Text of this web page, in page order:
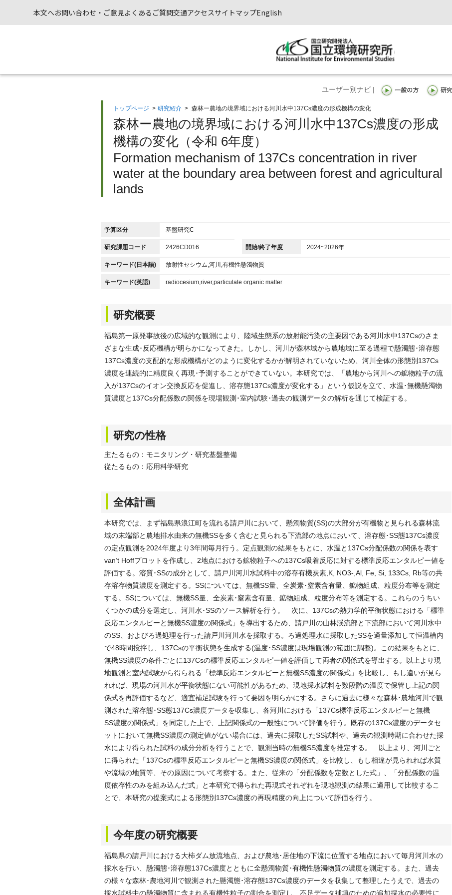
本文へお問い合わせ・ご意見よくあるご質問交通アクセスサイトマップEnglish
ユーザー別ナビ |
トップページ > 研究紹介 > 森林ー農地の境界域における河川水中137Cs濃度の形成機構の変化
森林ー農地の境界域における河川水中137Cs濃度の形成
機構の変化（令和 6年度）
Formation mechanism of 137Cs concentration in river
water at the boundary area between forest and agricultural
lands
予算区分 基盤研究C
研究課題コード 2426CD016 開始/終了年度 2024~2026年
キーワード(日本語) 放射性セシウム,河川,有機性懸濁物質
キーワード(英語) radiocesium,river,particulate organic matter
研究概要
福島第一原発事故後の広域的な観測により、陸域生態系の放射能汚染の主要因である河川水中137Csのさま
ざまな生成･反応機構が明らかになってきた。しかし、河川が森林域から農地域に至る過程で懸濁態･溶存態
137Cs濃度の支配的な形成機構がどのように変化するかが解明されていないため、河川全体の形態別137Cs
濃度を連続的に精度良く再現･予測することができていない。本研究では、「農地から河川への鉱物粒子の流
入が137Csのイオン交換反応を促進し、溶存態137Cs濃度が変化する」という仮説を立て、水温･無機懸濁物
質濃度と137Cs分配係数の関係を現場観測･室内試験･過去の観測データの解析を通じて検証する。
研究の性格
主たるもの：モニタリング・研究基盤整備
従たるもの：応用科学研究
全体計画
本研究では、まず福島県浪江町を流れる請戸川において、懸濁物質(SS)の大部分が有機物と見られる森林流
域の末端部と農地排水由来の無機SSを多く含むと見られる下流部の地点において、溶存態･SS態137Cs濃度
の定点観測を2024年度より3年間毎月行う。定点観測の結果をもとに、水温と137Cs分配係数の関係を表す
van’t Hoffプロットを作成し、2地点における鉱物粒子への137Cs吸着反応に対する標準反応エンタルピー値を
評価する。溶質･SSの成分として、請戸川河川水試料中の溶存有機炭素,K, NO3-,Al, Fe, Si, 133Cs, Rb等の共
存溶存物質濃度を測定する。SSについては、無機SS量、全炭素･窒素含有量、鉱物組成、粒度分布等を測定
する。SSについては、無機SS量、全炭素･窒素含有量、鉱物組成、粒度分布等を測定する。これらのうちい
くつかの成分を選定し、河川水･SSのソース解析を行う。 次に、137Csの熱力学的平衡状態における「標準
反応エンタルピーと無機SS濃度の関係式」を導出するため、請戸川の山林渓流部と下流部において河川水中
のSS、およびろ過処理を行った請戸川河川水を採取する。ろ過処理水に採取したSSを適量添加して恒温槽内
で48時間撹拌し、137Csの平衡状態を生成する(温度･SS濃度は現場観測の範囲に調整)。この結果をもとに、
無機SS濃度の条件ごとに137Csの標準反応エンタルピー値を評価して両者の関係式を導出する。以上より現
地観測と室内試験から得られる「標準反応エンタルピーと無機SS濃度の関係式」を比較し、もし違いが見ら
れれば、現場の河川水が平衡状態にない可能性があるため、現地採水試料を数段階の温度で保管し上記の関
係式を再評価するなど、適宜補足試験を行って要因を明らかにする。さらに過去に様々な森林･農地河川で観
測された溶存態･SS態137Cs濃度データを収集し、各河川における「137Cs標準反応エンタルピーと無機
SS濃度の関係式」を同定した上で、上記関係式の一般性について評価を行う。既存の137Cs濃度のデータセ
ットにおいて無機SS濃度の測定値がない場合には、過去に採取したSS試料や、過去の観測時期に合わせた採
水により得られた試料の成分分析を行うことで、観測当時の無機SS濃度を推定する。 以上より、河川ごと
に得られた「137Csの標準反応エンタルピーと無機SS濃度の関係式」を比較し、もし相違が見られれば水質
や流域の地質等、その原因について考察する。また、従来の「分配係数を定数とした式」、「分配係数の温
度依存性のみを組み込んだ式」と本研究で得られた再現式それぞれを現地観測の結果に適用して比較するこ
とで、本研究の提案式による形態別137Cs濃度の再現精度の向上について評価を行う。
今年度の研究概要
福島県の請戸川における大柿ダム放流地点、および農地･居住地の下流に位置する地点において毎月河川水の
採水を行い、懸濁態･溶存態137Cs濃度とともに全懸濁物質･有機性懸濁物質の濃度を測定する。また、過去
の様々な森林･農地河川で観測された懸濁態･溶存態137Cs濃度のデータを収集して整理したうえで、過去の
採水試料中の懸濁物質に含まれる有機性粒子の割合を測定し、不足データ補填のための追加採水の必要性に